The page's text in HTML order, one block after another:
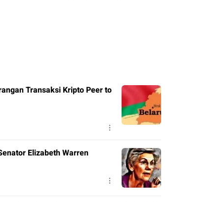
Transaksi Kripto Peer to
Elizabeth Warren